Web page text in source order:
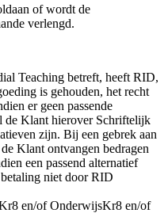
of wordt de
verlengd.
Teaching betreft, heeft RID,
is gehouden, het recht
er geen passende
de Klant hierover Schriftelijk
zijn. Bij een gebrek aan
Klant ontvangen bedragen
een passend alternatief
niet door RID
en/of OnderwijsKr8 en/of